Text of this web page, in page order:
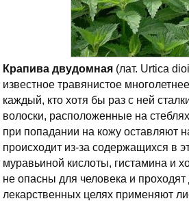
Крапива двудомная (лат. Urtica
известное травянистое
каждый, кто хотя бы раз с ней
волоски, расположенные на
при попадании на кожу оставляют
происходит из-за содержащихся в
муравьиной кислоты, гистамина и
не опасны для человека и
лекарственных целях применяют